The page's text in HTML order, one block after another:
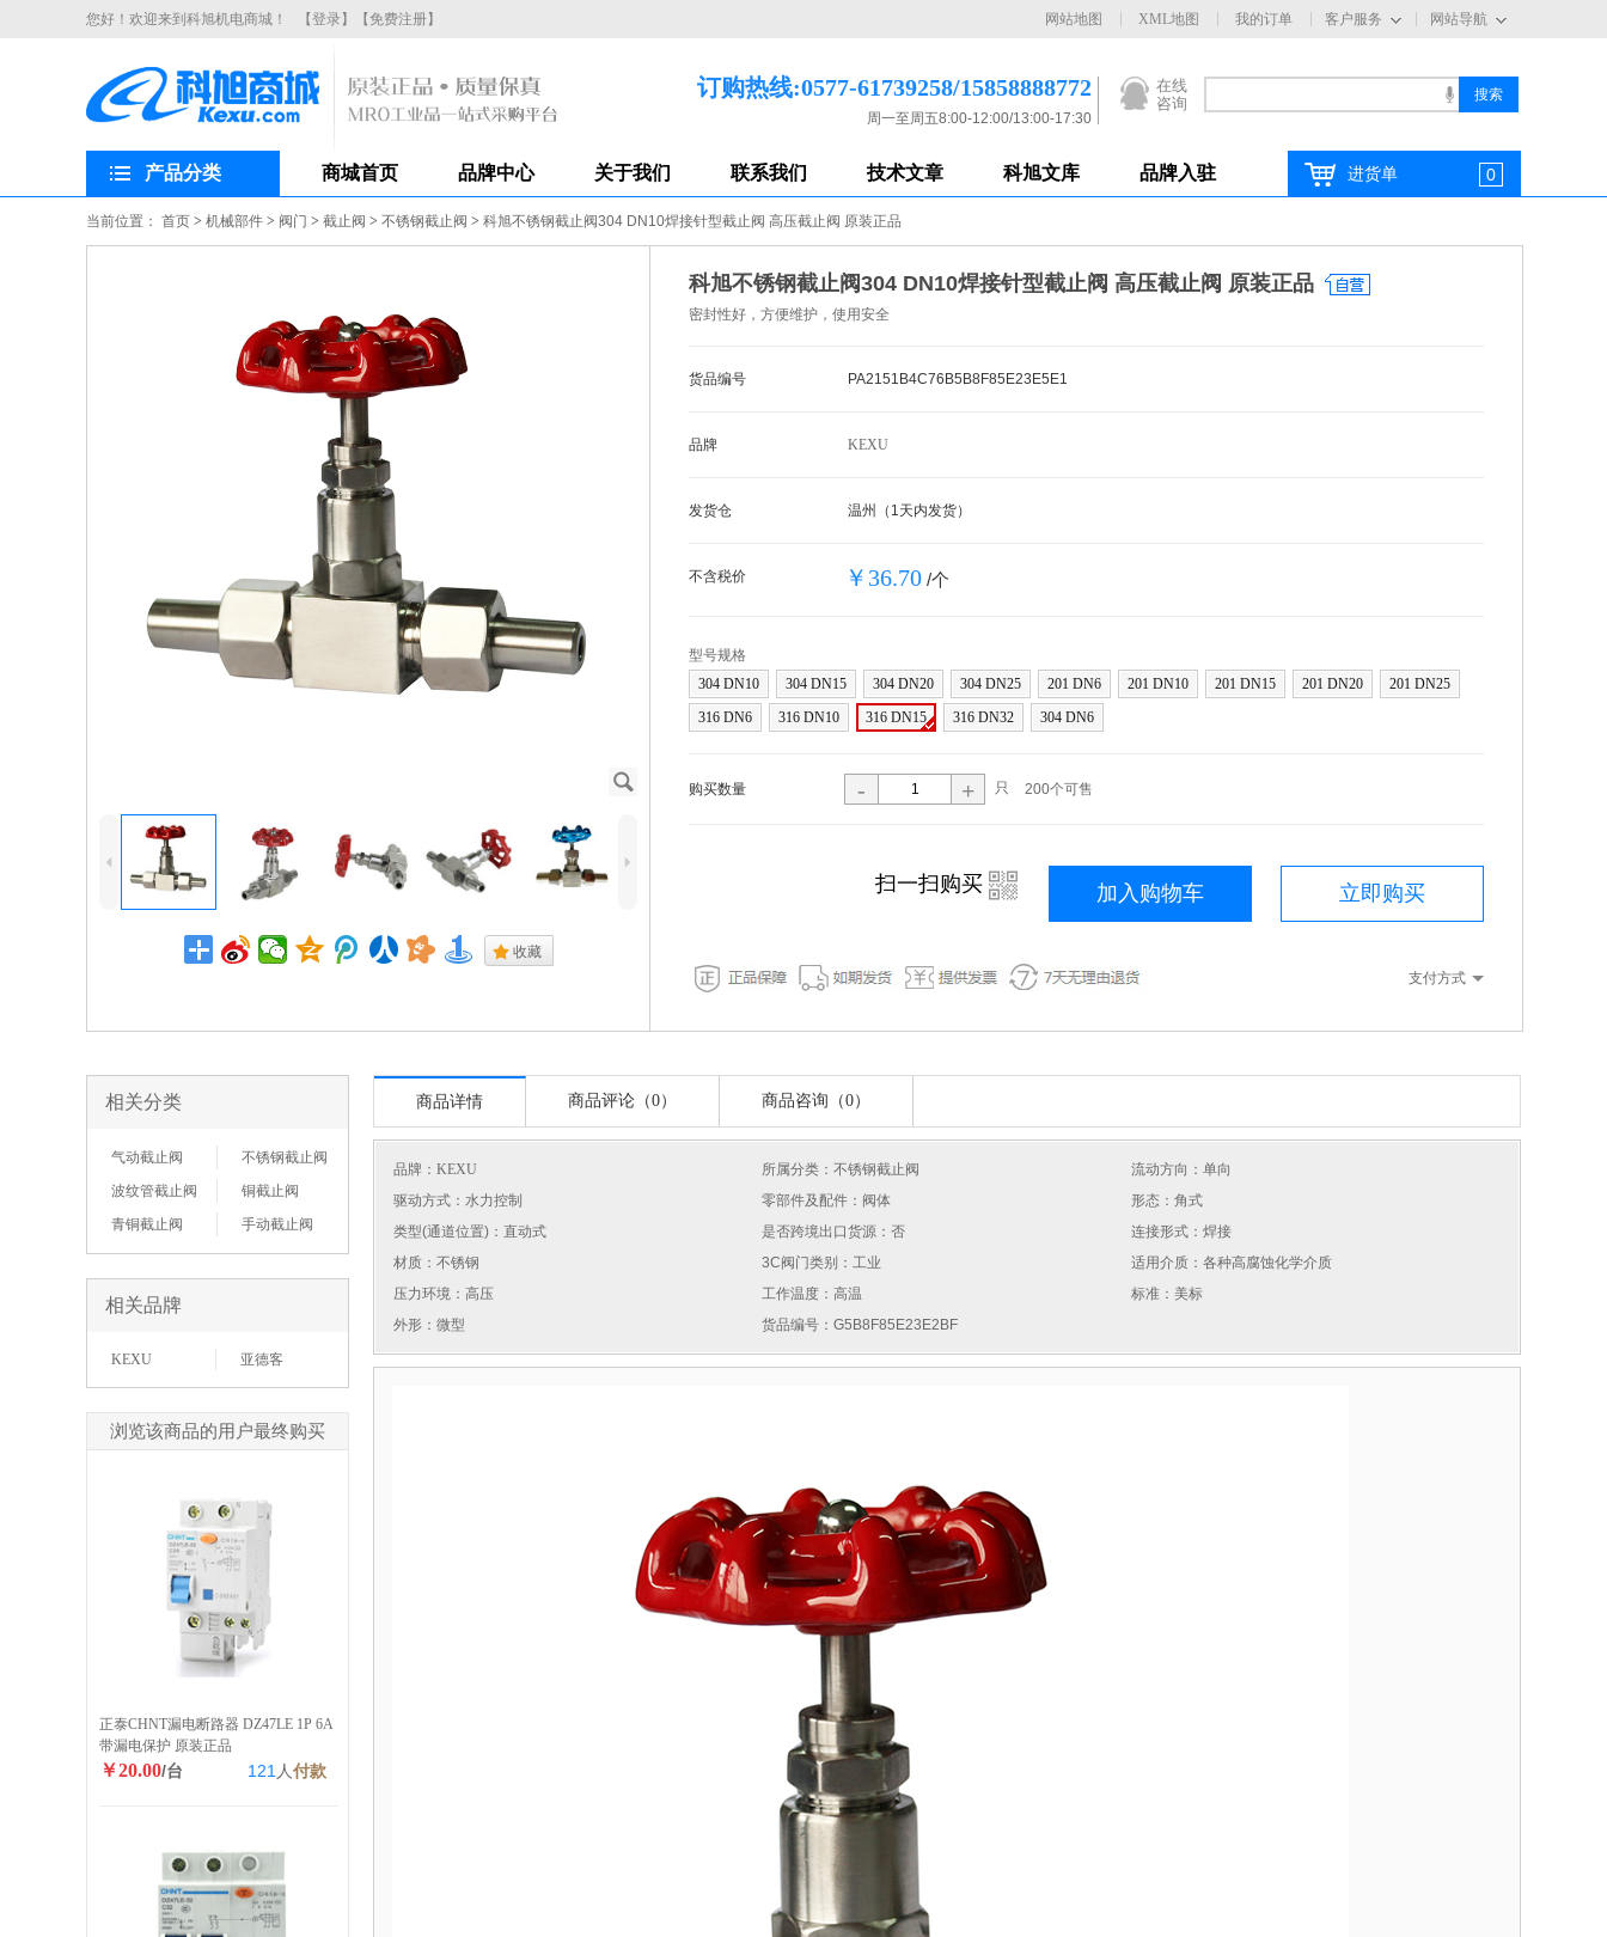
您好！欢迎来到科旭机电商城！ 【登录】 【免费注册】 网站导航
客户服务
网站地图 XML地图 我的订单
在线
咨询
订购热线:0577-61739258/15858888772
周一至周五8:00-12:00/13:00-17:30
产品分类 商城首页 品牌中心 关于我们 联系我们 技术文章 科旭文库 品牌入驻 进货单 0
当前位置： 首页 > 机械部件 > 阀门 > 截止阀 > 不锈钢截止阀 > 科旭不锈钢截止阀304 DN10焊接针型截止阀 高压截止阀 原装正品
J
4 5
. 收藏
科旭不锈钢截止阀304 DN10焊接针型截止阀 高压截止阀 原装正品
密封性好，方便维护，使用安全
货品编号 PA2151B4C76B5B8F85E23E5E1
品牌 KEXU
发货仓 温州（1天内发货）
不含税价 ￥36.70 /个
型号规格
304 DN10
304 DN15 304 DN20 304 DN25 201 DN6 201 DN10 201 DN15 201 DN20
201 DN25
316 DN6
316 DN10 316 DN15 316 DN32 304 DN6
购买数量 - + 只 200个可售
立即购买
加入购物车
扫一扫购买 i
支付方式
相关分类
气动截止阀
不锈钢截止阀
波纹管截止阀
铜截止阀
青铜截止阀
手动截止阀
相关品牌
KEXU 亚德客
浏览该商品的用户最终购买
正泰CHNT漏电断路器 DZ47LE 1P 6A
带漏电保护 原装正品
￥20.00/台 121 人付款
商品详情 商品评论（0） 商品咨询（0）
品牌： KEXU 所属分类：不锈钢截止阀
流动方向：单向
驱动方式：水力控制
零部件及配件：阀体
形态：角式
类型(通道位置)：直动式
是否跨境出口货源：否
连接形式：焊接
材质：不锈钢
3C阀门类别：工业
适用介质：各种高腐蚀化学介质
压力环境：高压
工作温度：高温
标准：美标
外形：微型
货品编号：G5B8F85E23E2BF